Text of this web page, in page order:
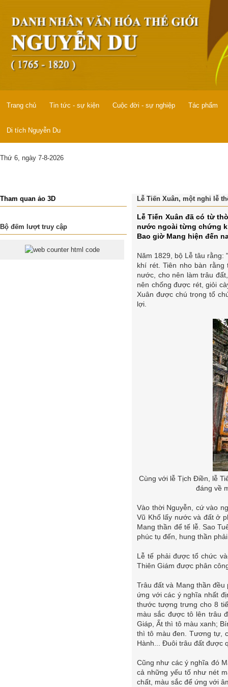
Trang chủ Tin tức - sự kiện Cuộc đời - sự nghiệp Tác phẩm
Di tích Nguyễn Du
Thứ 6, ngày 7-8-2026
Tham quan ảo 3D
Bộ đếm lượt truy cập
Lễ Tiến Xuân, một nghi lễ
Lễ Tiến Xuân đã có từ
nước ngoài từng chứng
Bao giờ Mang hiện đến
Năm 1829, bộ Lễ tâu rằng:
khí rét. Tiên nho bàn
nước, cho nên làm trâu
nên chống được rét, giỏi
Xuân được chú trọng tổ
lợi.
Cùng với lễ Tịch Điền, lễ
đáng về
Vào thời Nguyễn, cứ vào
Vũ Khố lấy nước và đất ở
Mang thần để tế lễ. Sao
phúc tụ đến, hung thần
Lễ tế phải được tổ chức
Thiên Giám được phân
Trâu đất và Mang thần
ứng với các ý nghĩa nhất
thước tượng trưng cho 8
màu sắc được tô lên trâu
Giáp, Ất thì tô màu xanh;
thì tô màu đen. Tương tự,
Hành... Đuôi trâu đất được
Cũng như các ý nghĩa đó
cả những yếu tố như nét
chất, màu sắc để ứng với